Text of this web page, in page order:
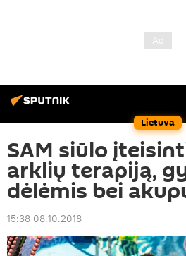
Lietuva
SAM siūlo
arklių terapiją,
dėlėmis bei
15:38 08.10.2018